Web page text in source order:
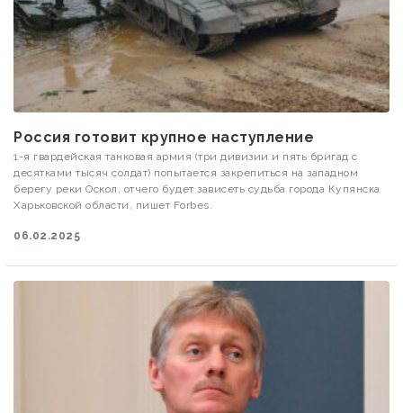
Россия готовит крупное наступление
1-я гвардейская танковая армия (три дивизии и пять бригад с
десятками тысяч солдат) попытается закрепиться на западном
берегу реки Оскол, отчего будет зависеть судьба города Купянска
Харьковской области, пишет Forbes.
06.02.2025